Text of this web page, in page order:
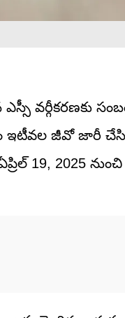
వర్గీకరణకు
ఇటీవల జీవో జారీ
19, 2025